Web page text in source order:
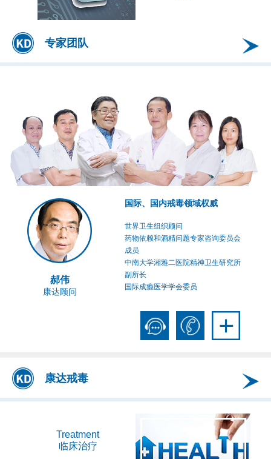
专家团队
郝伟
康达顾问
国际、国内戒毒领域权威
世界卫生组织顾问
药物依赖和酒精问题专家咨询委员会
成员
中南大学湘雅二医院精神卫生研究所
副所长
国际成瘾医学学会委员
康达戒毒
Treatment
临床治疗